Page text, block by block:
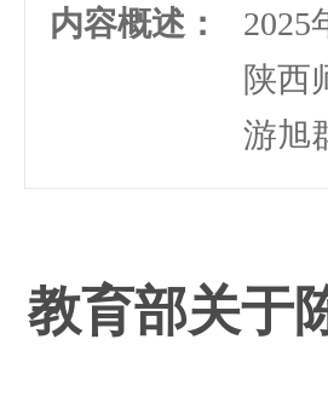
内容概述：
2025
陕西
游旭
教育部关于